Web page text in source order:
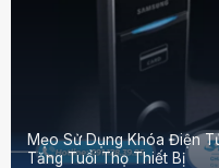
Mẹo Sử Dụng Khóa Điện
Tăng Tuổi Thọ Thiết Bị